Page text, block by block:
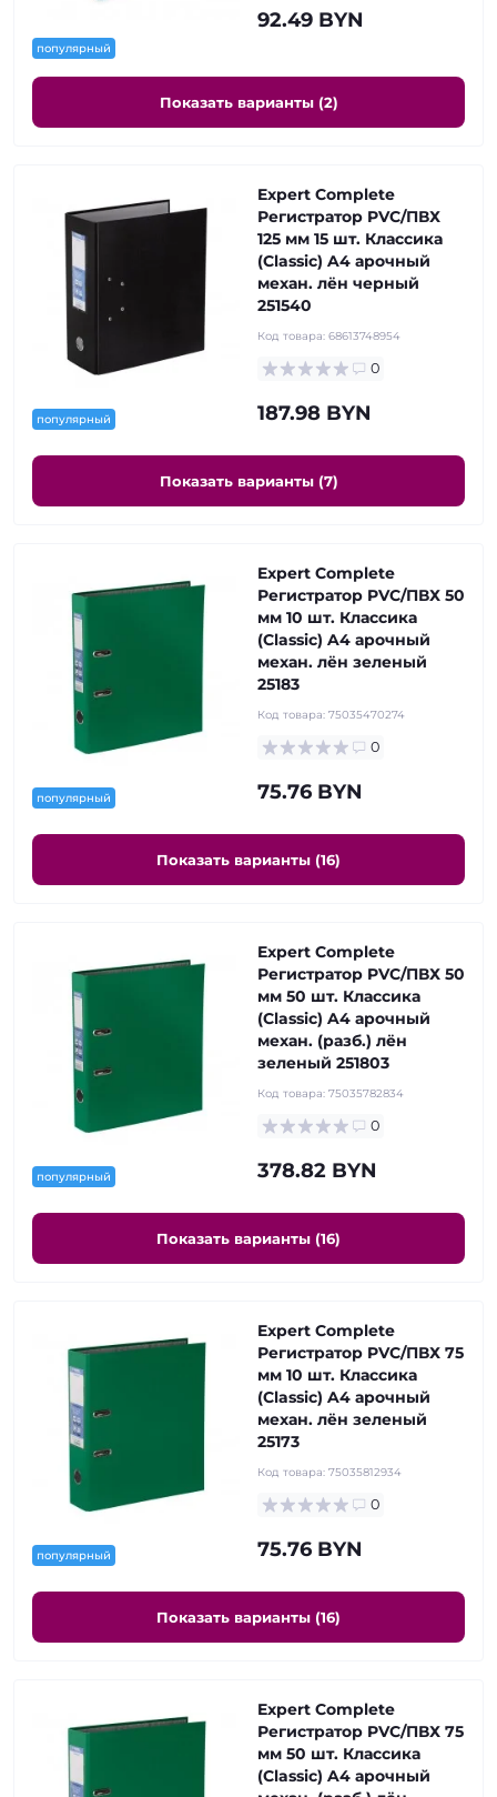
популярный
92.49 BYN
Показать варианты (2)
популярный
Expert Complete
Регистратор PVC/ПВХ
125 мм 15 шт. Классика
(Classic) A4 арочный
механ. лён черный
251540
Код товара: 68613748954
0
187.98 BYN
Показать варианты (7)
популярный
Expert Complete
Регистратор PVC/ПВХ 50
мм 10 шт. Классика
(Classic) A4 арочный
механ. лён зеленый
25183
Код товара: 75035470274
0
75.76 BYN
Показать варианты (16)
популярный
Expert Complete
Регистратор PVC/ПВХ 50
мм 50 шт. Классика
(Classic) A4 арочный
механ. (разб.) лён
зеленый 251803
Код товара: 75035782834
0
378.82 BYN
Показать варианты (16)
популярный
Expert Complete
Регистратор PVC/ПВХ 75
мм 10 шт. Классика
(Classic) A4 арочный
механ. лён зеленый
25173
Код товара: 75035812934
0
75.76 BYN
Показать варианты (16)
Expert Complete
Регистратор PVC/ПВХ 75
мм 50 шт. Классика
(Classic) A4 арочный